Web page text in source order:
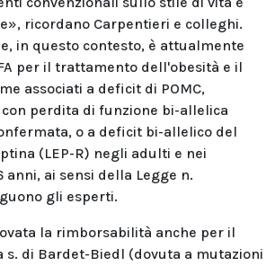
ricordano Carpentieri e colleghi.
in questo contesto, è attualmente
per il trattamento dell'obesità e il
associati a deficit di POMC,
con perdita di funzione bi-allelica
o a deficit bi-allelico del
(LEP-R) negli adulti e nei
anni, ai sensi della Legge n.
gli esperti.
la rimborsabilità anche per il
di Bardet-Biedl (dovuta a mutazioni